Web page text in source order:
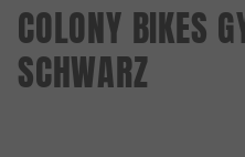
COLONY BIKES
SCHWARZ